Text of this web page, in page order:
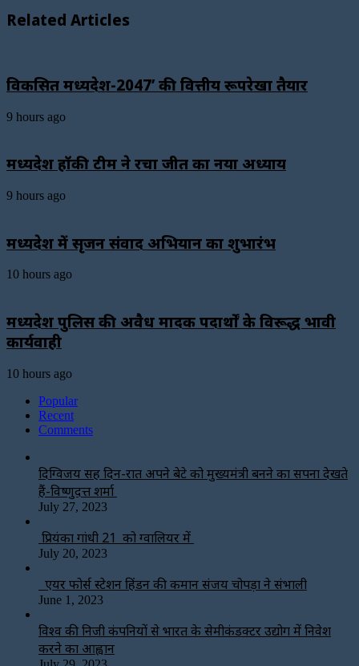
Related Articles
विकसित मध्यप्रदेश-2047’ की वित्तीय रूपरेखा तैयार
9 hours ago
मध्यप्रदेश हॉकी टीम ने रचा जीत का नया अध्याय
9 hours ago
मध्यप्रदेश में सृजन संवाद अभियान का शुभारंभ
10 hours ago
मध्यप्रदेश पुलिस की अवैध मादक पदार्थों के विरूद्ध प्रभावी
कार्यवाही
10 hours ago
Popular
Recent
Comments
दिग्विजय सिंह दिन-रात अपने बेटे को मुख्यमंत्री बनने का सपना देखते
हैं-विष्णुदत्त शर्मा
July 27, 2023
प्रियंका गांधी 21 को ग्वालियर में
July 20, 2023
एयर फोर्स स्टेशन हिंडन की कमान संजय चोपड़ा ने संभाली
June 1, 2023
विश्‍व की निजी कंपनियों से भारत के सेमीकंडक्टर उद्योग में निवेश
करने का आह्वान